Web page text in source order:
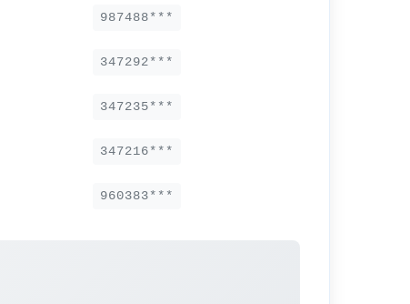
987488***
347292***
347235***
347216***
960383***